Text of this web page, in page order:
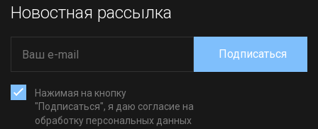
Новостная рассылка
Нажимая на кнопку
"Подписаться", я даю согласие на
обработку персональных данных
Подписаться